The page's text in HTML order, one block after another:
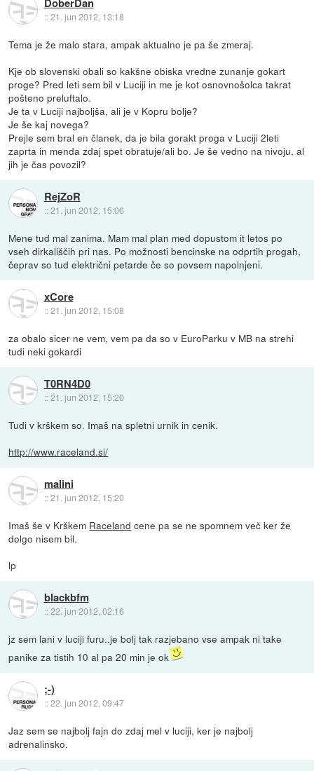
::21. jun 2012, 13:18
Tema je že malo stara, ampak aktualno je pa še zmeraj.
Kje ob slovenski obali so kakšne obiska vredne zunanje gokart
proge? Pred leti sem bil v Luciji in me je kot osnovnošolca takrat
pošteno preluftalo.
Je ta v Luciji najboljša, ali je v Kopru bolje?
Je še kaj novega?
Prejle sem bral en članek, da je bila gorakt proga v Luciji 2leti
zaprta in menda zdaj spet obratuje/ali bo. Je še vedno na nivoju, al
jih je čas povozil?
RejZoR
::21. jun 2012, 15:06
Mene tud mal zanima. Mam mal plan med dopustom it letos po
vseh dirkališčih pri nas. Po možnosti bencinske na odprtih progah,
čeprav so tud električni petarde če so povsem napolnjeni.
xCore
::21. jun 2012, 15:08
za obalo sicer ne vem, vem pa da so v EuroParku v MB na strehi
tudi neki gokardi
T0RN4D0
::21. jun 2012, 15:20
Tudi v krškem so. Imaš na spletni urnik in cenik.
http://www.raceland.si/
malini
::21. jun 2012, 15:20
Imaš še v Krškem Raceland cene pa se ne spomnem več ker že
dolgo nisem bil.
lp
blackbfm
::22. jun 2012, 02:16
jz sem lani v luciji furu..je bolj tak razjebano vse ampak ni take
panike za tistih 10 al pa 20 min je ok
;-)
::22. jun 2012, 09:47
Jaz sem se najbolj fajn do zdaj mel v luciji, ker je najbolj
adrenalinsko.